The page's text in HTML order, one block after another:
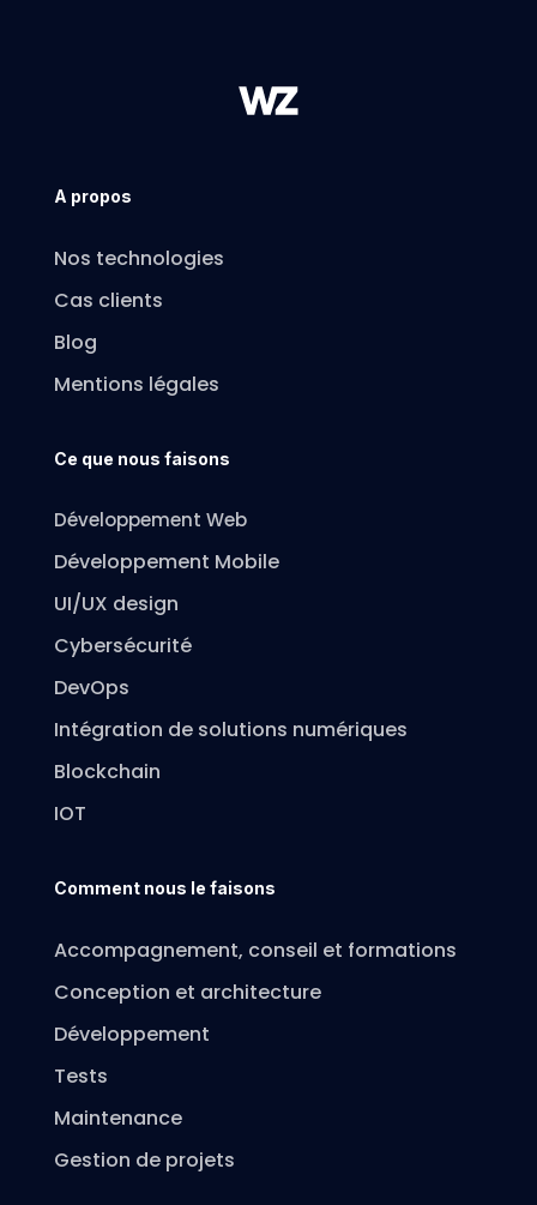
A propos
Nos technologies
Cas clients
Blog
Mentions légales
Ce que nous faisons
Développement Web
Développement Mobile
UI/UX design
Cybersécurité
DevOps
Intégration de solutions numériques
Blockchain
IOT
Comment nous le faisons
Accompagnement, conseil et formations
Conception et architecture
Développement
Tests
Maintenance
Gestion de projets